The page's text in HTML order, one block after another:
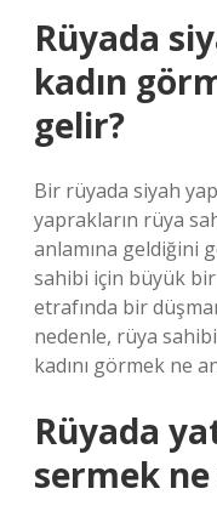
Rüyada
kadın
gelir?
Bir rüyada siyah
yaprakların rüya
anlamına geldiğini
sahibi için büyük
etrafında bir
nedenle, rüya
kadını görmek ne
Rüyada
sermek